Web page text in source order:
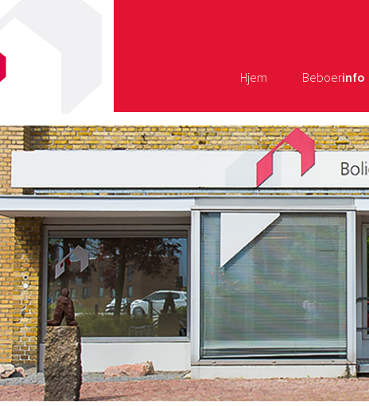
Hjem Beboerinfo